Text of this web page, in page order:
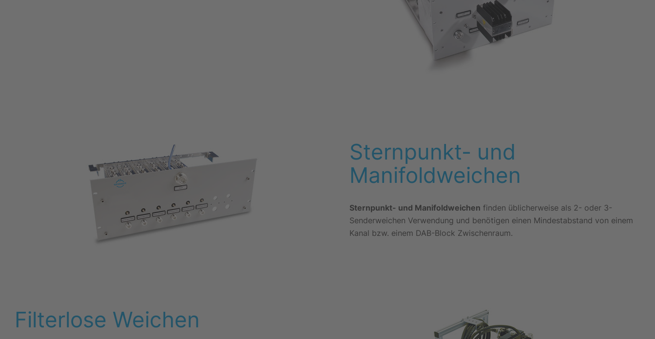
Sternpunkt- und
Manifoldweichen
Sternpunkt- und Manifoldweichen finden üblicherweise als 2- oder 3-
Senderweichen Verwendung und benötigen einen Mindestabstand von einem
Kanal bzw. einem DAB-Block Zwischenraum.
Filterlose Weichen